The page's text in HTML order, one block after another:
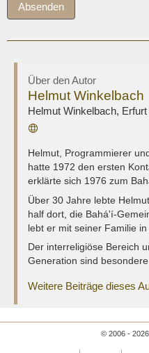
Absenden
Über den Autor
Helmut Winkelbach
Helmut Winkelbach, Erfurt
Webseite
Helmut, Programmierer
hatte 1972 den ersten
erklärte sich 1976 zum
Über 30 Jahre lebte
half dort, die Bahá'í-
lebt er mit seiner Familie in
Der interreligiöse Bereich
Generation sind
Weitere Beiträge dieses
© 2006 - 2026